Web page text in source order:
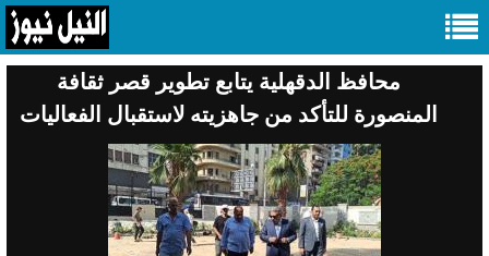
محافظ الدقهلية يتابع تطوير قصر ثقافة
المنصورة للتأكد من جاهزيته لاستقبال الفعاليات